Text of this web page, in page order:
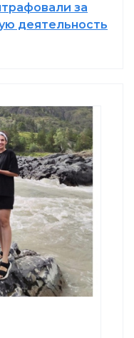
за
деятельность